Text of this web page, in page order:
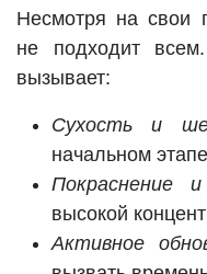
Несмотря на свои
не подходит
вызывает:
Сухость и
начальном
Покраснение
высокой
Активное